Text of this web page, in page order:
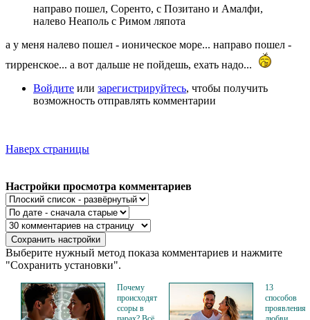
направо пошел, Соренто, c Позитано и Амалфи,
налево Неаполь с Римом ляпота
а у меня налево пошел - ионическое море... направо пошел -
тирренское... а вот дальше не пойдешь, ехать надо...
Войдите или зарегистрируйтесь, чтобы получить
возможность отправлять комментарии
Наверх страницы
Настройки просмотра комментариев
Выберите нужный метод показа комментариев и нажмите
"Сохранить установки".
Почему
происходят
ссоры в
13
способов
проявления